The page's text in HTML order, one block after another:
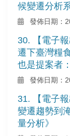
候變遷分析
發佈日期：
30. 【電子
遷下臺灣糧
也是提案者
發佈日期：
31. 【電子
變遷趨勢到
量分析》